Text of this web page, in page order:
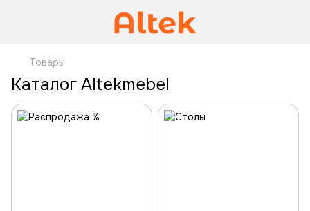
Товары
Каталог Altekmebel